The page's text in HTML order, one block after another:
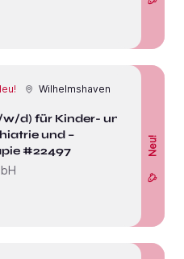
Wilhelmshaven
d) für Kinder- und
und –
#22497
Neu!